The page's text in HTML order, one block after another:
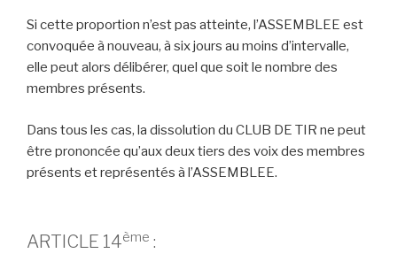
Si cette proportion n’est pas atteinte, l’ASSEMBLEE est
convoquée à nouveau, à six jours au moins d’intervalle,
elle peut alors délibérer, quel que soit le nombre des
membres présents.
Dans tous les cas, la dissolution du CLUB DE TIR ne peut
être prononcée qu’aux deux tiers des voix des membres
présents et représentés à l’ASSEMBLEE.
ARTICLE 14ème :